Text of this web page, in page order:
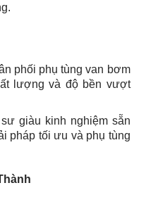
phối phụ tùng van bơm
lượng và độ bền vượt
giàu kinh nghiệm sẵn
pháp tối ưu và phụ tùng